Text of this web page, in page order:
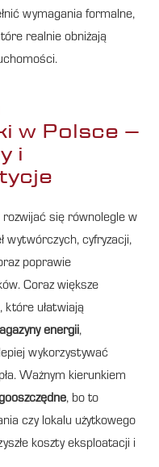
wymagania formalne,
realnie obniżają
w Polsce –
i
rozwijać się równolegle w
wytwórczych, cyfryzacji,
poprawie
Coraz większe
, które ułatwiają
energii,
wykorzystywać
Ważnym kierunkiem
, bo to
czy lokalu użytkowego
koszty eksploatacji i